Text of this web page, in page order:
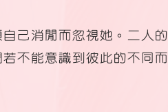
己消閒而忽視她。二人的
不能意識到彼此的不同而